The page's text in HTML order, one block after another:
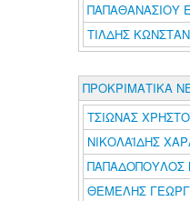
ΠΑΠΑΘΑΝΑΣΙΟΥ
ΤΙΛΔΗΣ
ΠΡΟΚΡΙΜΑΤΙΚΑ
ΤΣΙΩΝΑΣ
ΝΙΚΟΛΑΪΔΗΣ
ΠΑΠΑΔΟΠΟΥΛΟΣ
ΘΕΜΕΛΗΣ